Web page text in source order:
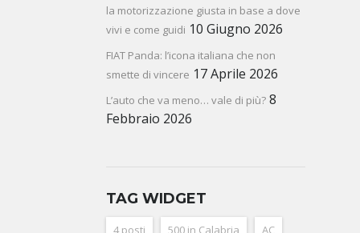
la motorizzazione giusta in base a dove
vivi e come guidi 10 Giugno 2026
FIAT Panda: l’icona italiana che non
smette di vincere 17 Aprile 2026
L’auto che va meno… vale di più? 8
Febbraio 2026
TAG WIDGET
4 posti 500 in Calabria AC